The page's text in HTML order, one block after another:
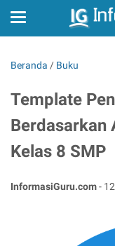
Beranda / Buku
Template
Berdasarkan
Kelas 8 SMP
InformasiGuru.com-